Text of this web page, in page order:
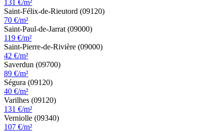
131 €/m²
Saint-Félix-de-Rieutord (09120)
70 €/m²
Saint-Paul-de-Jarrat (09000)
119 €/m²
Saint-Pierre-de-Rivière (09000)
42 €/m²
Saverdun (09700)
89 €/m²
Ségura (09120)
40 €/m²
Varilhes (09120)
131 €/m²
Verniolle (09340)
107 €/m²